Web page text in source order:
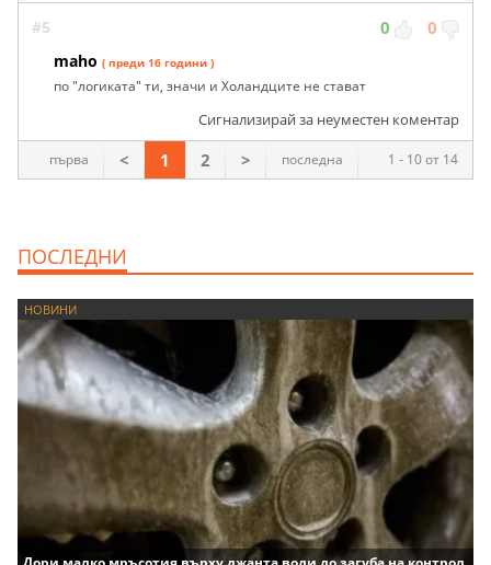
#5 0 0
maho ( преди 16 години )
по "логиката" ти, значи и Холандците не стават
Сигнализирай за неуместен коментар
1 - 10 от 14
първа < 1 2 > последна
ПОСЛЕДНИ
НОВИНИ